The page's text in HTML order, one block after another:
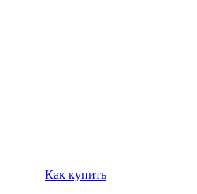
Как купить